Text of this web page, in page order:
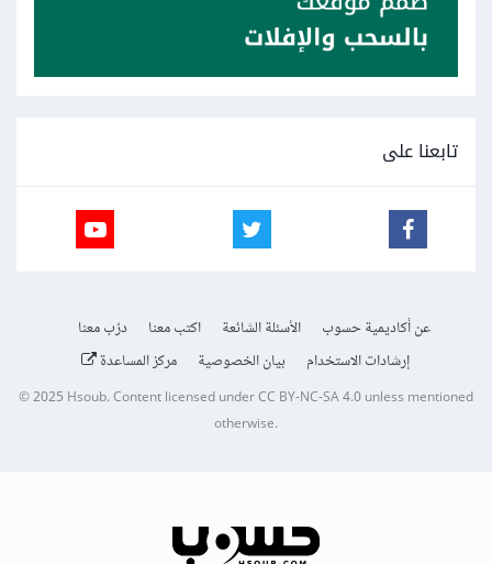
تابعنا على
عن أكاديمية حسوب الأسئلة الشائعة اكتب معنا
درّب معنا
إرشادات الاستخدام
بيان الخصوصية مركز المساعدة
© 2025Hsoub.Content licensed underCC BY-NC-SA 4.0unless mentioned
otherwise.